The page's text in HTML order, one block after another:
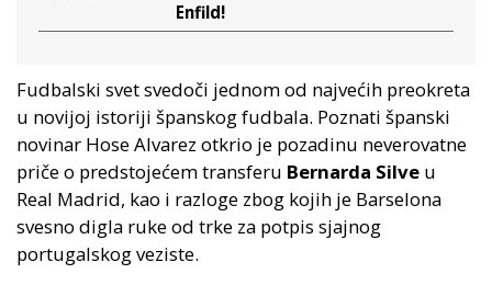
Enfild!
Fudbalski svet svedoči jednom od najvećih preokreta
u novijoj istoriji španskog fudbala. Poznati španski
novinar Hose Alvarez otkrio je pozadinu neverovatne
priče o predstojećem transferu Bernarda Silve u
Real Madrid, kao i razloge zbog kojih je Barselona
svesno digla ruke od trke za potpis sjajnog
portugalskog veziste.